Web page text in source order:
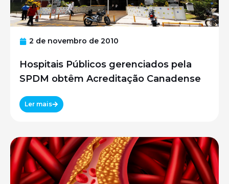
2 de novembro de 2010
Hospitais Públicos gerenciados pela
SPDM obtêm Acreditação Canadense
Ler mais